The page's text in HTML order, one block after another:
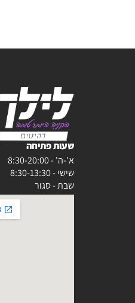
שעות פתיחה
א'-ה' - 8:30-20:00
שישי - 8:30-13:30
שבת - סגור